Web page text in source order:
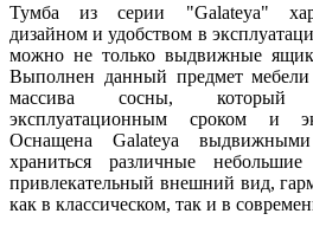
Тумба из серии "Galateya"
дизайном и удобством в
можно не только выдвижные
Выполнен данный предмет мебели
массива сосны, который
эксплуатационным сроком и
Оснащена Galateya
храниться различные
привлекательный внешний вид,
как в классическом, так и в